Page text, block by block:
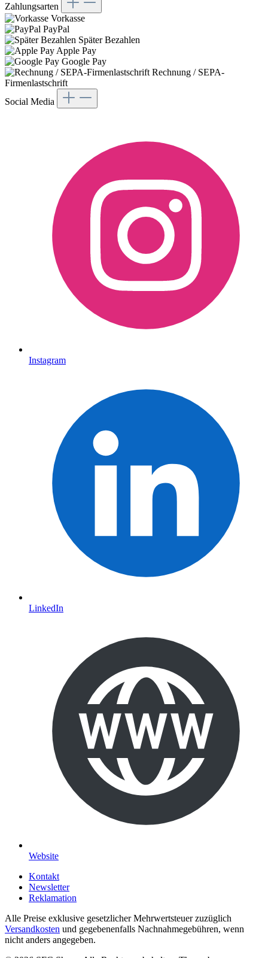
Zahlungsarten
Vorkasse
PayPal
Später Bezahlen
Apple Pay
Google Pay
Rechnung / SEPA-
Firmenlastschrift
Social Media
Instagram
LinkedIn
Website
Kontakt
Newsletter
Reklamation
Alle Preise exklusive gesetzlicher Mehrwertsteuer zuzüglich
Versandkosten und gegebenenfalls Nachnahmegebühren, wenn
nicht anders angegeben.